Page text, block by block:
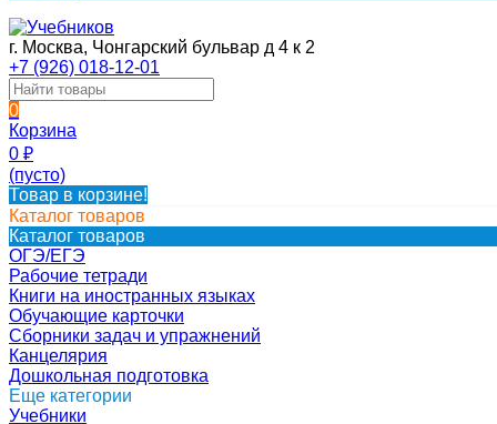
г. Москва, Чонгарский бульвар д 4 к 2
+7 (926) 018-12-01
0
Корзина
0 ₽
(пусто)
Товар в корзине!
Каталог товаров
Каталог товаров
ОГЭ/ЕГЭ
Рабочие тетради
Книги на иностранных языках
Обучающие карточки
Сборники задач и упражнений
Канцелярия
Дошкольная подготовка
Еще категории
Учебники